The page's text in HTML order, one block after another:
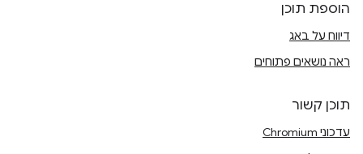
הוספת תוכן
דיווח על באג
ראה נושאים פתוחים
תוכן קשור
עדכוני Chromium